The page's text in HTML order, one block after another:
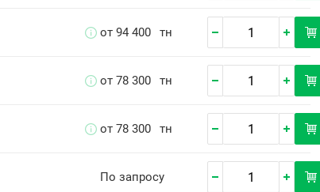
от 94 400 тн
от 78 300 тн
от 78 300 тн
По запросу